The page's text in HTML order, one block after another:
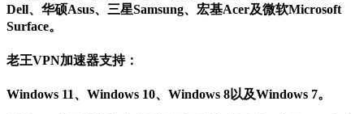
Dell、华硕Asus、三星Samsung、宏基Acer及微软Microsoft
Surface。
老王VPN加速器支持：
Windows 11、Windows 10、Windows 8以及Windows 7。